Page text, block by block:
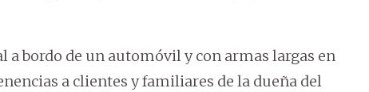
a bordo de un automóvil y con armas largas en
a clientes y familiares de la dueña del